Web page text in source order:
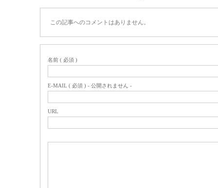
この記事へのコメントはありません。
名前 ( 必須 )
E-MAIL ( 必須 ) - 公開されません -
URL